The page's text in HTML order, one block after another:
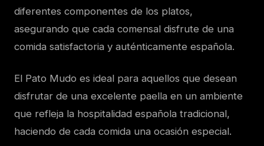
diferentes componentes de los platos,
asegurando que cada comensal disfrute de una
comida satisfactoria y auténticamente española.
El Pato Mudo es ideal para aquellos que desean
disfrutar de una excelente paella en un ambiente
que refleja la hospitalidad española tradicional,
haciendo de cada comida una ocasión especial.